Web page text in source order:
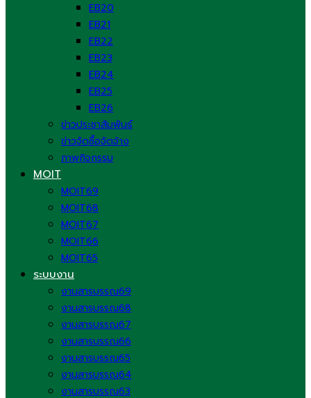
EB20
EB21
EB22
EB23
EB24
EB25
EB26
ข่าวประชาสัมพันธ์
ข่าวจัดซื้อจัดจ้าง
ภาพกิจกรรม
MOIT
MOIT69
MOIT68
MOIT67
MOIT66
MOIT65
ระบบงาน
งานสารบรรณ69
งานสารบรรณ68
งานสารบรรณ67
งานสารบรรณ66
งานสารบรรณ65
งานสารบรรณ64
งานสารบรรณ63